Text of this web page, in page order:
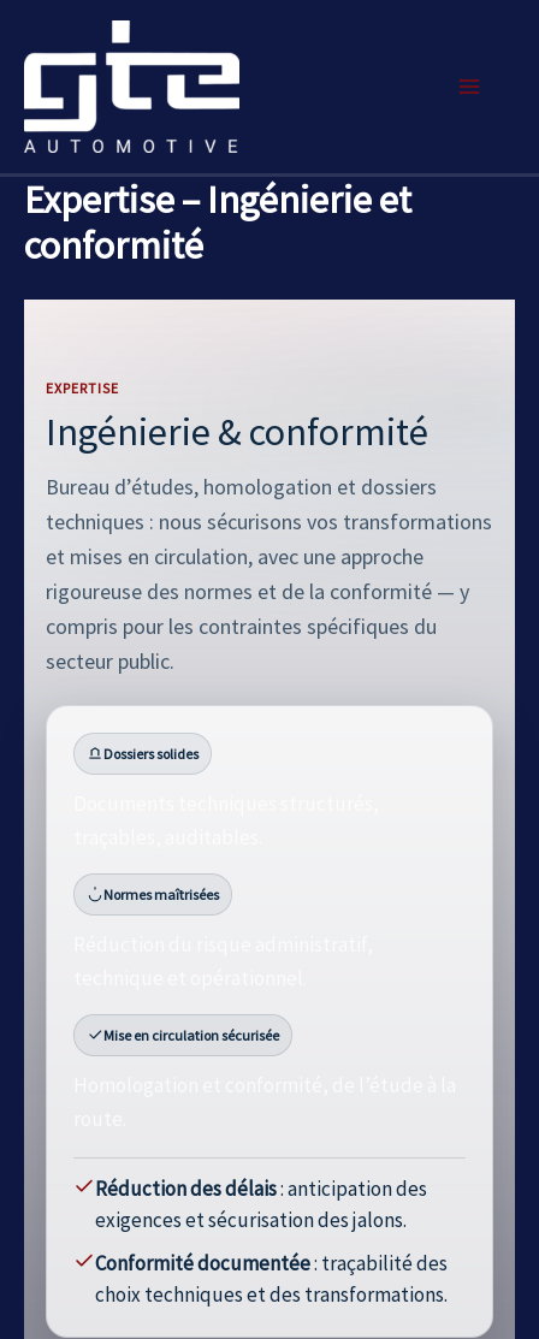
Menu
Expertise – Ingénierie et
conformité
EXPERTISE
Ingénierie & conformité
Bureau d’études, homologation et dossiers
techniques : nous sécurisons vos transformations
et mises en circulation, avec une approche
rigoureuse des normes et de la conformité — y
compris pour les contraintes spécifiques du
secteur public.
Dossiers solides
Normes maîtrisées
Mise en circulation sécurisée
Réduction des délais: anticipation des
exigences et sécurisation des jalons.
Conformité documentée: traçabilité des
choix techniques et des transformations.